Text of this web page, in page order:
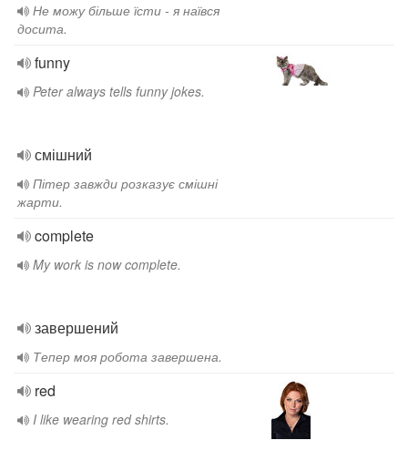
Не можу більше їсти - я наївся
досита.
funny
Peter always tells funny jokes.
смішний
Пітер завжди розказує смішні
жарти.
complete
My work is now complete.
завершений
Тепер моя робота завершена.
red
I like wearing red shirts.